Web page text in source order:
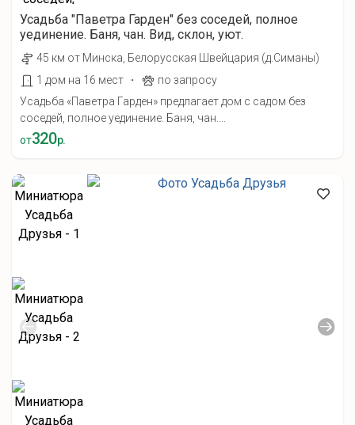
Усадьба "Паветра Гарден" без соседей, полное
уединение. Баня, чан. Вид, склон, уют.
45 км от Минска, Белорусская Швейцария (д.Симаны)
1 дом на 16 мест
·
по запросу
Усадьба «Паветра Гарден» предлагает дом с садом без
соседей, полное уединение. Баня, чан....
от320р.